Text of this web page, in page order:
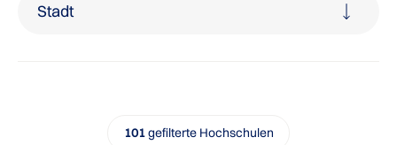
Stadt
101gefilterte Hochschulen